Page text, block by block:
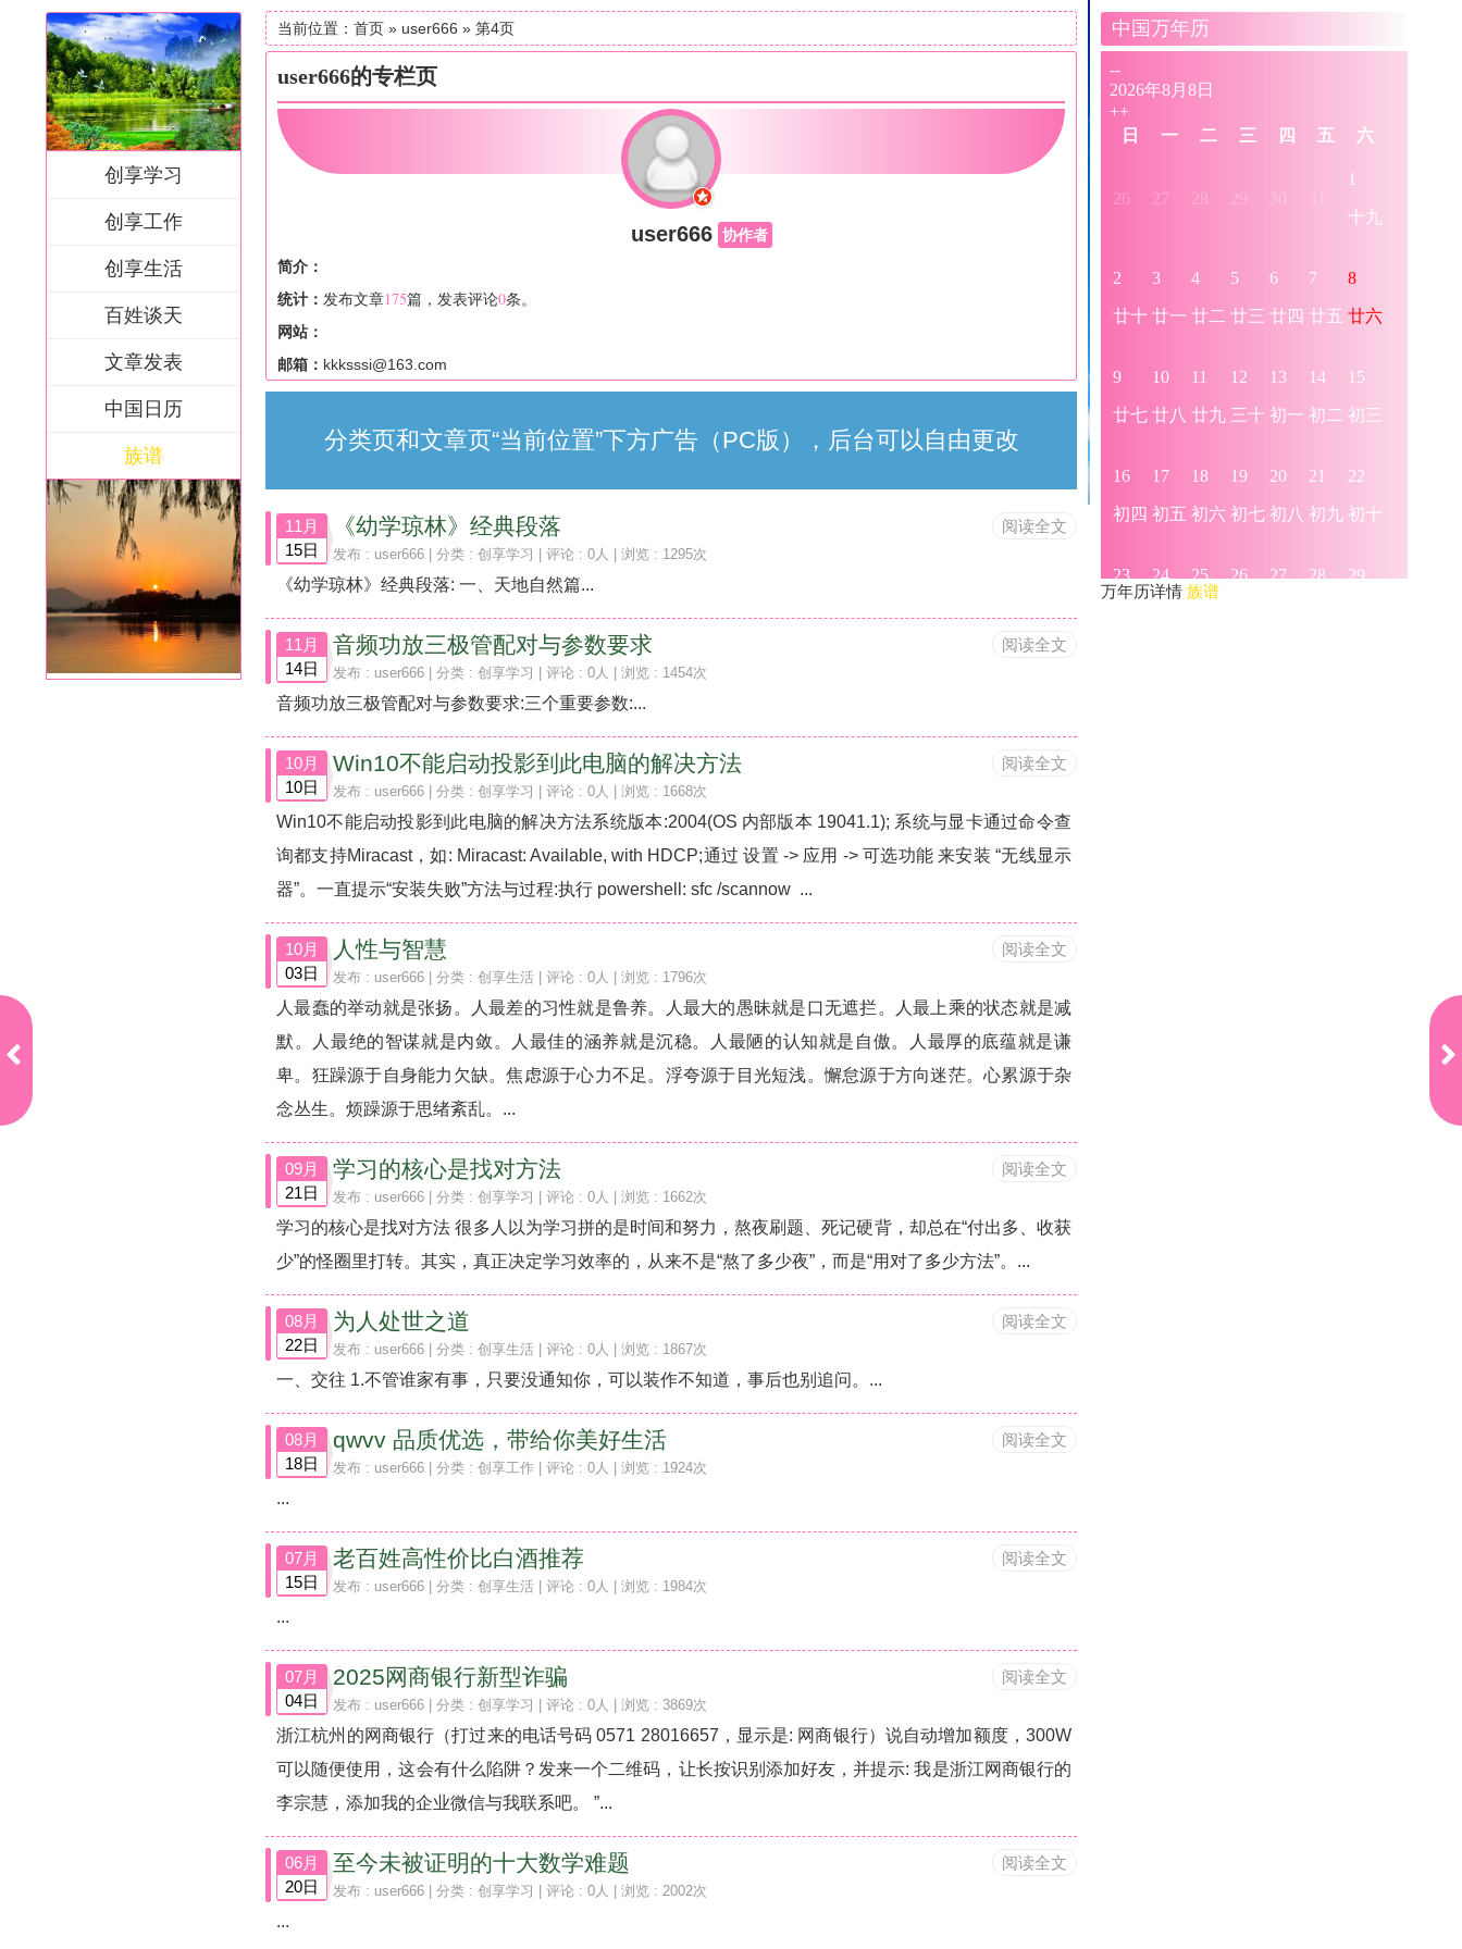
创享学习
创享工作
创享生活
百姓谈天
文章发表
中国日历
族谱
当前位置： 首页 » user666 » 第4页
user666的专栏页
user666 协作者
简介：
统计： 发布文章175篇，发表评论0条。
网站：
邮箱： kkksssi@163.com
分类页和文章页“当前位置”下方广告（PC版），后台可以自由更改
阅读全文
11月
15日
《幼学琼林》经典段落
发布 : user666 | 分类 : 创享学习 | 评论 : 0人 | 浏览 : 1295次
《幼学琼林》经典段落: 一、天地自然篇...
阅读全文
11月
14日
音频功放三极管配对与参数要求
发布 : user666 | 分类 : 创享学习 | 评论 : 0人 | 浏览 : 1454次
音频功放三极管配对与参数要求:三个重要参数:...
阅读全文
10月
10日
Win10不能启动投影到此电脑的解决方法
发布 : user666 | 分类 : 创享学习 | 评论 : 0人 | 浏览 : 1668次
Win10不能启动投影到此电脑的解决方法系统版本:2004(OS 内部版本 19041.1); 系统与显卡通过命令查
询都支持Miracast，如: Miracast: Available, with HDCP;通过 设置 -> 应用 -> 可选功能 来安装 “无线显示
器”。一直提示“安装失败”方法与过程:执行 powershell: sfc /scannow ...
阅读全文
10月
03日
人性与智慧
发布 : user666 | 分类 : 创享生活 | 评论 : 0人 | 浏览 : 1796次
人最蠢的举动就是张扬。人最差的习性就是鲁养。人最大的愚昧就是口无遮拦。人最上乘的状态就是减
默。人最绝的智谋就是内敛。人最佳的涵养就是沉稳。人最陋的认知就是自傲。人最厚的底蕴就是谦
卑。狂躁源于自身能力欠缺。焦虑源于心力不足。浮夸源于目光短浅。懈怠源于方向迷茫。心累源于杂
念丛生。烦躁源于思绪紊乱。...
阅读全文
09月
21日
学习的核心是找对方法
发布 : user666 | 分类 : 创享学习 | 评论 : 0人 | 浏览 : 1662次
学习的核心是找对方法 很多人以为学习拼的是时间和努力，熬夜刷题、死记硬背，却总在“付出多、收获
少”的怪圈里打转。其实，真正决定学习效率的，从来不是“熬了多少夜”，而是“用对了多少方法”。...
阅读全文
08月
22日
为人处世之道
发布 : user666 | 分类 : 创享生活 | 评论 : 0人 | 浏览 : 1867次
一、交往 1.不管谁家有事，只要没通知你，可以装作不知道，事后也别追问。...
阅读全文
08月
18日
qwvv 品质优选，带给你美好生活
发布 : user666 | 分类 : 创享工作 | 评论 : 0人 | 浏览 : 1924次
...
阅读全文
07月
15日
老百姓高性价比白酒推荐
发布 : user666 | 分类 : 创享生活 | 评论 : 0人 | 浏览 : 1984次
...
阅读全文
07月
04日
2025网商银行新型诈骗
发布 : user666 | 分类 : 创享学习 | 评论 : 0人 | 浏览 : 3869次
浙江杭州的网商银行（打过来的电话号码 0571 28016657，显示是: 网商银行）说自动增加额度，300W
可以随便使用，这会有什么陷阱？发来一个二维码，让长按识别添加好友，并提示: 我是浙江网商银行的
李宗慧，添加我的企业微信与我联系吧。 ”...
阅读全文
06月
20日
至今未被证明的十大数学难题
发布 : user666 | 分类 : 创享学习 | 评论 : 0人 | 浏览 : 2002次
...
中国万年历
万年历详情 族谱